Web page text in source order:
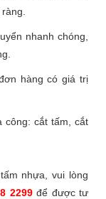
nhanh chóng,
hàng có giá trị
công: cắt tấm, cắt
nhựa, vui lòng
2299 để được tư